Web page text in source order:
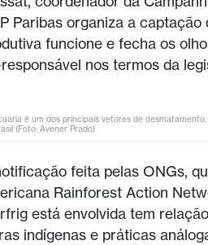
Paribas organiza a
funcione e fecha os
nos termos da
é um dos principais vetores de
(Foto: Avener Prado)
feita pelas ONGs,
Rainforest Action
está envolvida tem
indígenas e práticas